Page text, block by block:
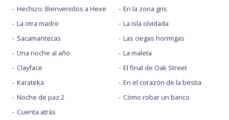
Hechizo: Bienvenidos a Hexe
La otra madre
Sacamantecas
Una noche al año
Clayface
Karateka
Noche de paz 2
Cuenta atrás
En la zona gris
La isla olvidada
Las ciegas hormigas
La maleta
El final de Oak Street
En el corazón de la bestia
Cómo robar un banco